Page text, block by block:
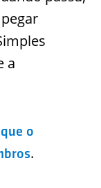
a
o
.